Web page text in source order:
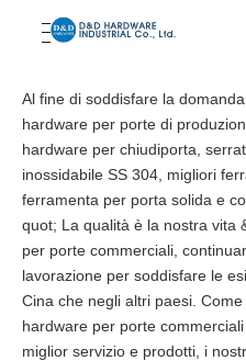
Al fine di soddisfare la
hardware per porte di
hardware per chiudiporta,
inossidabile SS 304, migliori
ferramenta per porta solida e
quot; La qualità è la nostra vita
per porte commerciali,
lavorazione per soddisfare le
Cina che negli altri paesi.
hardware per porte
miglior servizio e prodotti, i